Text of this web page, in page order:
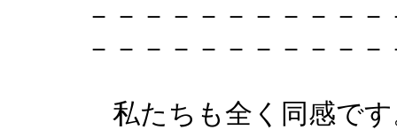
－－－－－－－－－－
－－－－－－－－－－－
私たちも全く同感で